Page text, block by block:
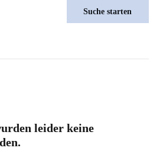
leider keine